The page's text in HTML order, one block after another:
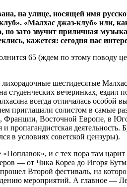
на улице, носящей имя
«Малхас джаз-клуб»
но зато звучит приличная
кажется: сегодня нас
65 (ждем по этому поводу
шестидесятые
студенческих вечеринках,
всегда отличалась особой
приглашали солистом в самые
Восточной Европе, в
и пропагандистская
в условиях советской цензуры).
и с тех пора там
— от Чика Кореа до Игоря
Второй фестиваль, на
мероприятий. А главное —